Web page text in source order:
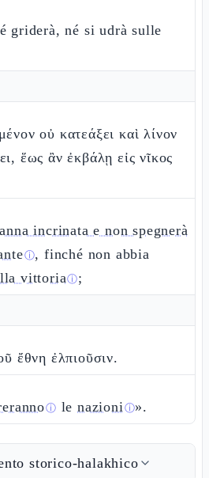
griderà, né si udrà sulle
οὐ κατεάξει καὶ λίνον
ἕως ἂν ἐκβάλῃ εἰς νῖκος
incrinata e non spegnerà
ⓘ, finché non abbia
vittoriaⓘ;
ἔθνη ἐλπιοῦσιν.
ⓘ lenazioniⓘ».
storico-halakhico